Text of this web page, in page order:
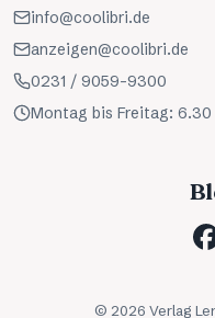
info@coolibri.de
anzeigen@coolibri.de
0231 / 9059-9300
Montag bis Freitag: 6.30
© 2026 Verlag